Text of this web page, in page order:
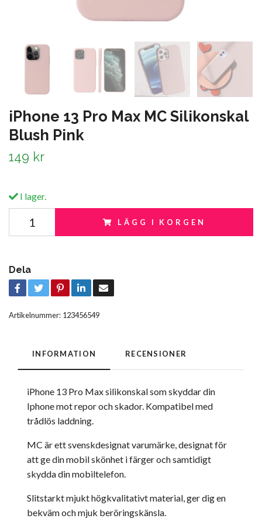
iPhone 13 Pro Max MC Silikonskal
Blush Pink
149 kr
I lager.
LÄGG I KORGEN
Dela
Artikelnummer: 123456549
INFORMATION RECENSIONER
iPhone 13 Pro Max silikonskal som skyddar din
Iphone mot repor och skador. Kompatibel med
trådlös laddning.
MC är ett svenskdesignat varumärke, designat för
att ge din mobil skönhet i färger och samtidigt
skydda din mobiltelefon.
Slitstarkt mjukt högkvalitativt material, ger dig en
bekväm och mjuk beröringskänsla.